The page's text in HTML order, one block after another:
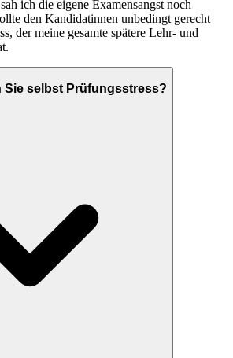
ich die eigene Examensangst noch
den Kandidatinnen unbedingt gerecht
der meine gesamte spätere Lehr- und
Sie selbst Prüfungsstress?